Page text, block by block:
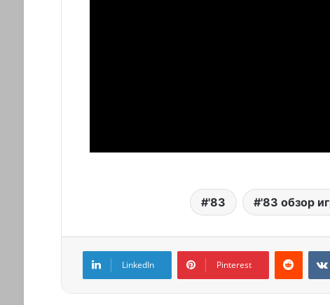
'83 '83 обзор
LinkedIn Pinterest